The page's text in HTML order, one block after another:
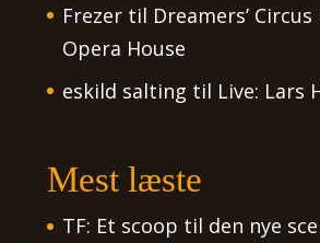
Frezertil Dreamers’ Circus
Opera House
eskild salting til Live: Lars
Mest læste
TF: Et scoop til den nye